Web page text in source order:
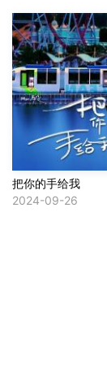
把你的手给我
2024-09-26